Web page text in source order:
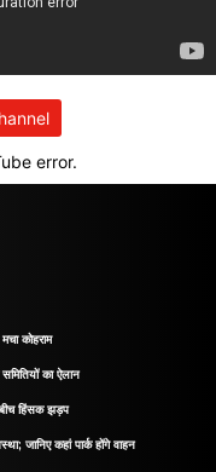
error.
कोहराम
का ऐलान
बीच हिंसक झड़प
जानिए कहां पार्क होंगे वाहन